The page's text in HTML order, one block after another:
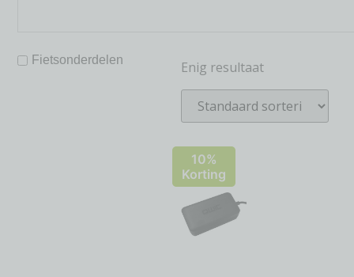
Fietsonderdelen Enig resultaat
10%
Korting